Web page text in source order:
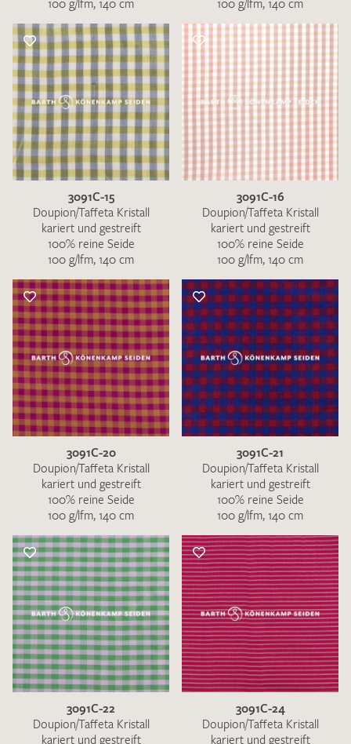
100 g/lfm, 140 cm 100 g/lfm, 140 cm
3091C-15
Doupion/Taffeta Kristall
kariert und gestreift
100% reine Seide
100 g/lfm, 140 cm
3091C-16
Doupion/Taffeta Kristall
kariert und gestreift
100% reine Seide
100 g/lfm, 140 cm
3091C-20
Doupion/Taffeta Kristall
kariert und gestreift
100% reine Seide
100 g/lfm, 140 cm
3091C-21
Doupion/Taffeta Kristall
kariert und gestreift
100% reine Seide
100 g/lfm, 140 cm
3091C-22
Doupion/Taffeta Kristall
kariert und gestreift
3091C-24
Doupion/Taffeta Kristall
kariert und gestreift